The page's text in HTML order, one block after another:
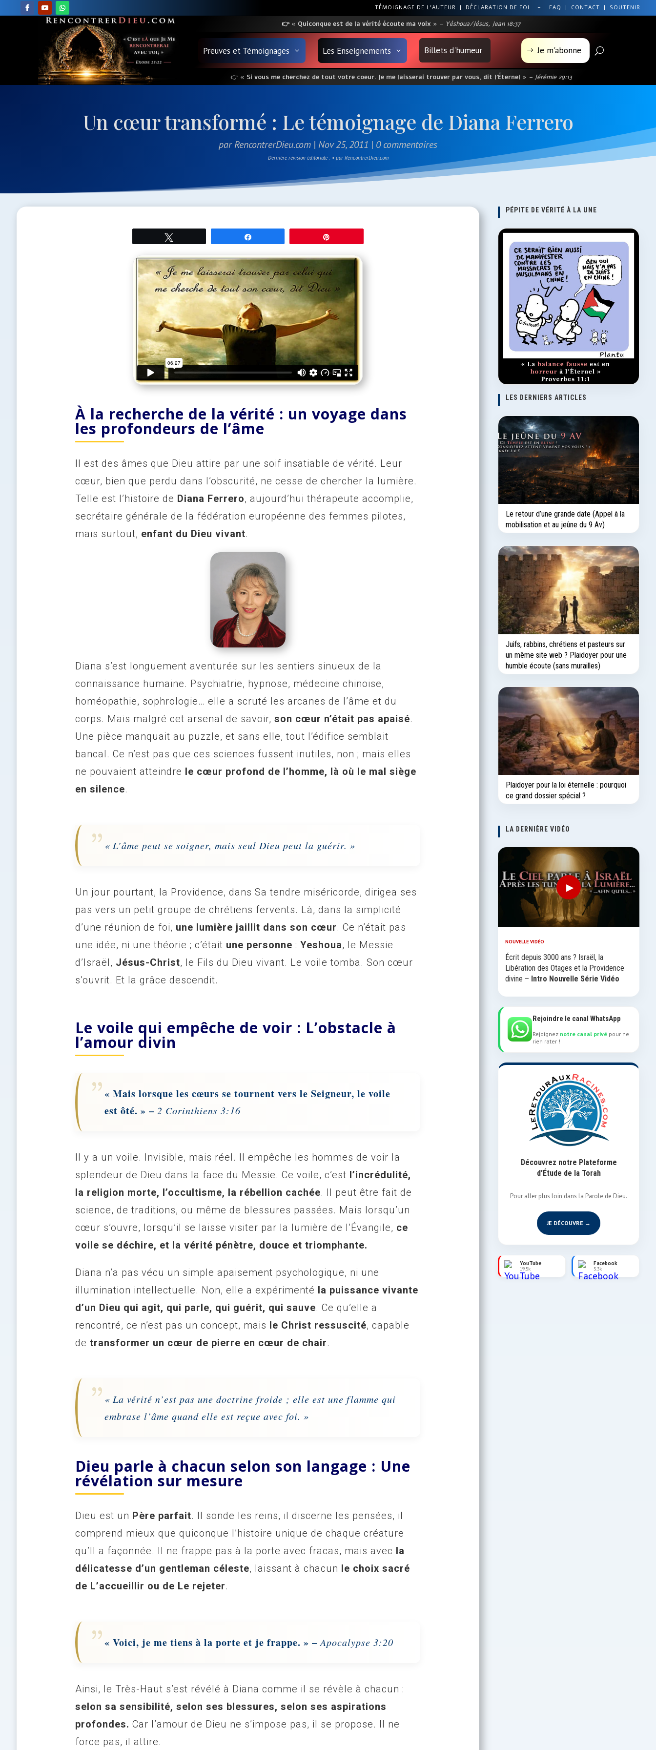
TÉMOIGNAGE DE L’AUTEUR | DÉCLARATION DE FOI – FAQ | CONTACT | SOUTENIR
👉 « Quiconque est de la vérité écoute ma voix » – Yéshoua/Jésus, Jean 18:37
Preuves et Témoignages Les Enseignements Billets d'humeur $ Je m'abonne U
👉 « Si vous me cherchez de tout votre coeur. Je me laisserai trouver par vous, dit l’Éternel » – Jérémie 29:13
Un cœur transformé : Le témoignage de Diana Ferrero
parRencontrerDieu.com | Nov 25, 2011 | 0 commentaires
Dernière révision éditoriale : • par RencontrerDieu.com
À la recherche de la vérité : un voyage dans
les profondeurs de l’âme
Il est des âmes que Dieu attire par une soif insatiable de vérité. Leur
cœur, bien que perdu dans l’obscurité, ne cesse de chercher la lumière.
Telle est l’histoire de Diana Ferrero, aujourd’hui thérapeute accomplie,
secrétaire générale de la fédération européenne des femmes pilotes,
mais surtout, enfant du Dieu vivant.
Diana s’est longuement aventurée sur les sentiers sinueux de la
connaissance humaine. Psychiatrie, hypnose, médecine chinoise,
homéopathie, sophrologie… elle a scruté les arcanes de l’âme et du
corps. Mais malgré cet arsenal de savoir,son cœur n’était pas apaisé.
Une pièce manquait au puzzle, et sans elle, tout l’édifice semblait
bancal. Ce n’est pas que ces sciences fussent inutiles, non ; mais elles
ne pouvaient atteindre le cœur profond de l’homme, là où le mal siège
en silence.
« L’âme peut se soigner, mais seul Dieu peut la guérir. »
Un jour pourtant, la Providence, dans Sa tendre miséricorde, dirigea ses
pas vers un petit groupe de chrétiens fervents. Là, dans la simplicité
d’une réunion de foi, une lumière jaillit dans son cœur. Ce n’était pas
une idée, ni une théorie ; c’était une personne :Yeshoua, le Messie
d’Israël, Jésus-Christ, le Fils du Dieu vivant. Le voile tomba. Son cœur
s’ouvrit. Et la grâce descendit.
Le voile qui empêche de voir : L’obstacle à
l’amour divin
« Mais lorsque les cœurs se tournent vers le Seigneur, le voile
est ôté. » –2 Corinthiens 3:16
Il y a un voile. Invisible, mais réel. Il empêche les hommes de voir la
splendeur de Dieu dans la face du Messie. Ce voile, c’est l’incrédulité,
la religion morte, l’occultisme, la rébellion cachée. Il peut être fait de
science, de traditions, ou même de blessures passées. Mais lorsqu’un
cœur s’ouvre, lorsqu’il se laisse visiter par la lumière de l’Évangile, ce
voile se déchire, et la vérité pénètre, douce et triomphante.
Diana n’a pas vécu un simple apaisement psychologique, ni une
illumination intellectuelle. Non, elle a expérimenté la puissance vivante
d’un Dieu qui agit, qui parle, qui guérit, qui sauve. Ce qu’elle a
rencontré, ce n’est pas un concept, mais le Christ ressuscité, capable
detransformer un cœur de pierre en cœur de chair.
« La vérité n’est pas une doctrine froide ; elle est une flamme qui
embrase l’âme quand elle est reçue avec foi. »
Dieu parle à chacun selon son langage : Une
révélation sur mesure
Dieu est un Père parfait. Il sonde les reins, il discerne les pensées, il
comprend mieux que quiconque l’histoire unique de chaque créature
qu’Il a façonnée. Il ne frappe pas à la porte avec fracas, mais avec la
délicatesse d’un gentleman céleste, laissant à chacun le choix sacré
de L’accueillir ou de Le rejeter.
« Voici, je me tiens à la porte et je frappe. » –Apocalypse 3:20
Ainsi, le Très-Haut s’est révélé à Diana comme il se révèle à chacun :
selon sa sensibilité, selon ses blessures, selon ses aspirations
profondes. Car l’amour de Dieu ne s’impose pas, il se propose. Il ne
force pas, il attire.
PÉPITE DE VÉRITÉ À LA UNE
LES DERNIERS ARTICLES
Le retour d’une grande date (Appel à la
mobilisation et au jeûne du 9 Av)
Juifs, rabbins, chrétiens et pasteurs sur
un même site web ? Plaidoyer pour une
humble écoute (sans murailles)
Plaidoyer pour la loi éternelle : pourquoi
ce grand dossier spécial ?
LA DERNIÈRE VIDÉO
▶
NOUVELLE VIDÉO
Écrit depuis 3000 ans ? Israël, la
Libération des Otages et la Providence
divine – Intro Nouvelle Série Vidéo
Rejoindre le canal WhatsApp
Rejoignez notre canal privé pour ne
rien rater !
Découvrez notre Plateforme
d'Étude de la Torah
Pour aller plus loin dans la Parole de Dieu.
JE DÉCOUVRE →
YouTube
19.5k
Facebook
5.3k